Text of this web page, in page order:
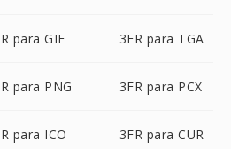
para GIF 3FR para TGA
para PNG 3FR para PCX
para ICO 3FR para CUR